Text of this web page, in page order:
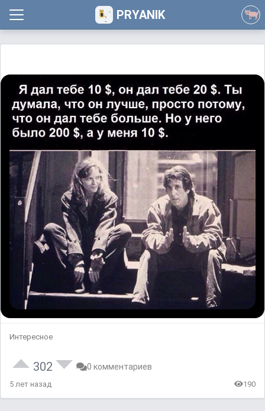
PRYANIK
Интересное
302 0 комментариев
5 лет назад 190